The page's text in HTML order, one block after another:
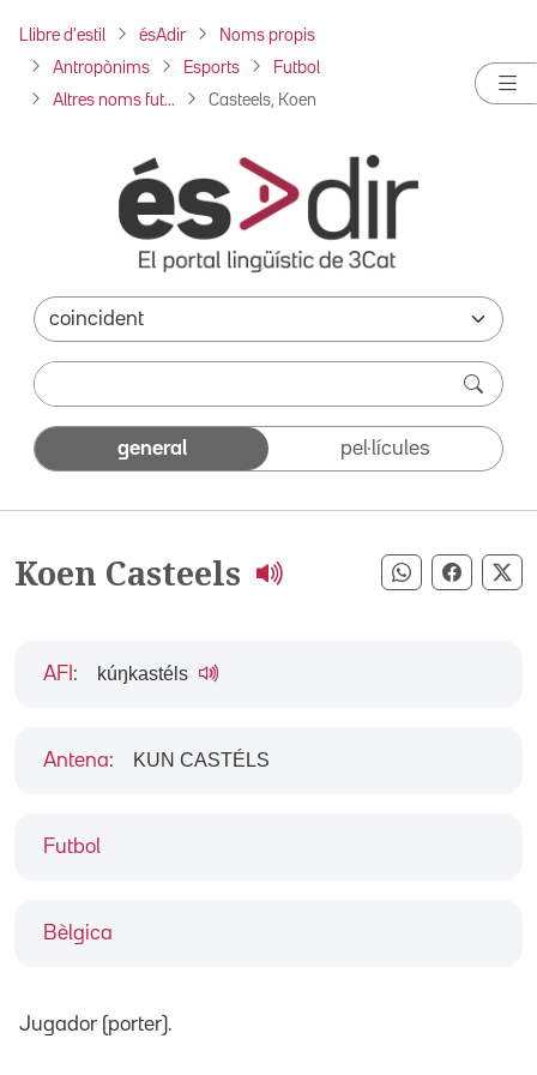
Llibre d'estil ésAdir Noms propis
Antropònims Esports Futbol
Altres noms fut... Casteels, Koen
general pel·lícules
Koen Casteels Compartir
Futbol
Bèlgica
AFI : kúŋkastéls
Antena: KUN CASTÉLS
Jugador (porter).